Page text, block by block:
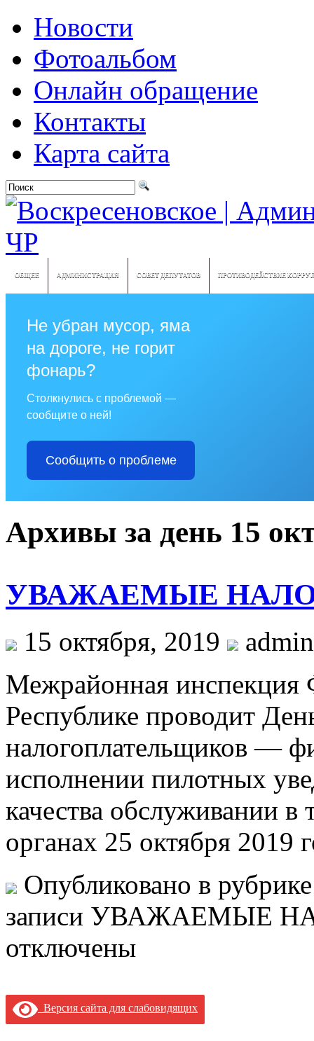
Новости
Фотоальбом
Онлайн обращение
Контакты
Карта сайта
ОБЩЕЕ АДМИНИСТРАЦИЯ СОВЕТ ДЕПУТАТОВ ПРОТИВОДЕЙСТВИЕ
Не убран мусор, яма
на дороге, не горит
фонарь?
Столкнулись с проблемой —
сообщите о ней!
Сообщить о проблеме
Архивы за день 15
УВАЖАЕМЫЕ
15 октября, 2019
admin
Межрайонная
Республике проводит
налогоплательщиков —
исполнении пилотных
качества обслуживании
органах 25 октября 2019
Опубликовано в
записи УВАЖАЕМЫЕ
отключены
Версия сайта для слабовидящих